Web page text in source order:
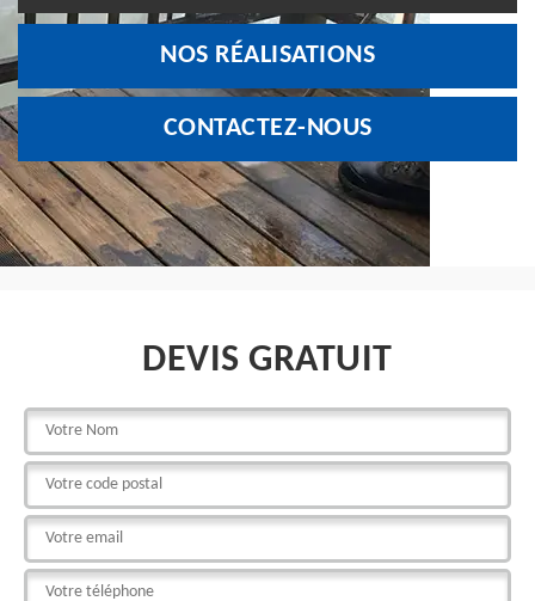
NOS RÉALISATIONS
CONTACTEZ-NOUS
DEVIS GRATUIT